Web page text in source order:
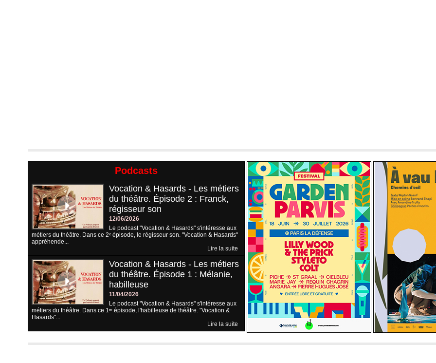
Podcasts
Vocation & Hasards - Les métiers
du théâtre. Épisode 2 : Franck,
régisseur son
12/06/2026
Le podcast "Vocation & Hasards" s'intéresse aux
métiers du théâtre. Dans ce 2ᵉ épisode, le régisseur son. "Vocation & Hasards"
appréhende...
Lire la suite
Vocation & Hasards - Les métiers
du théâtre. Épisode 1 : Mélanie,
habilleuse
11/04/2026
Le podcast "Vocation & Hasards" s'intéresse aux
métiers du théâtre. Dans ce 1ᵉʳ épisode, l'habilleuse de théâtre. "Vocation &
Hasards"...
Lire la suite